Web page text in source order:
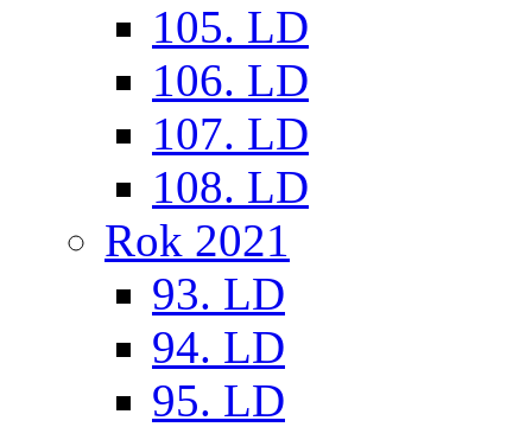
105. LD
106. LD
107. LD
108. LD
Rok 2021
93. LD
94. LD
95. LD